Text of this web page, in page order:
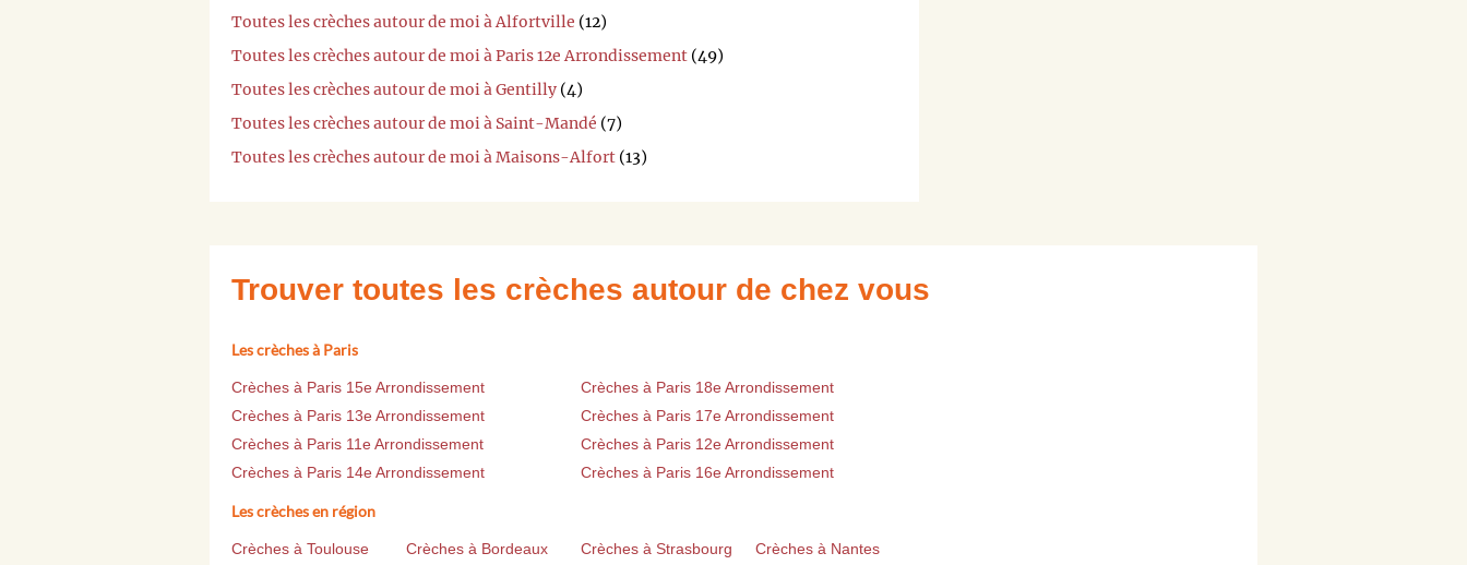
Toutes les crèches autour de moi à Alfortville (12)
Toutes les crèches autour de moi à Paris 12e Arrondissement (49)
Toutes les crèches autour de moi à Gentilly (4)
Toutes les crèches autour de moi à Saint-Mandé (7)
Toutes les crèches autour de moi à Maisons-Alfort (13)
Trouver toutes les crèches autour de chez vous
Les crèches à Paris
Crèches à Paris 15e Arrondissement
Crèches à Paris 18e Arrondissement
Crèches à Paris 13e Arrondissement
Crèches à Paris 17e Arrondissement
Crèches à Paris 11e Arrondissement
Crèches à Paris 12e Arrondissement
Crèches à Paris 14e Arrondissement
Crèches à Paris 16e Arrondissement
Les crèches en région
Crèches à Toulouse Crèches à Bordeaux Crèches à Strasbourg
Crèches à Nantes